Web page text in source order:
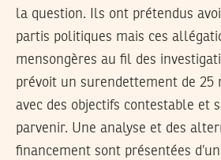
la question. Ils ont prétendus
partis politiques mais ces
mensongères au fil des
prévoit un surendettement de
avec des objectifs contestable et
parvenir. Une analyse et des
financement sont présentées